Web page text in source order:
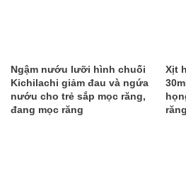
Ngậm nướu lưỡi hình chuối
Kichilachi giảm đau và ngứa
nướu cho trẻ sắp mọc răng,
đang mọc răng
Xịt